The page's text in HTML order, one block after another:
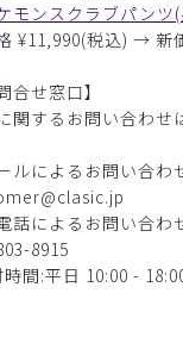
モンスクラブパンツ
¥11,990(税込) → 新
合せ窓口】
関するお問い合わせ
ルによるお問い合わ
話によるお問い合わ
8915
間:平日 10:00 -